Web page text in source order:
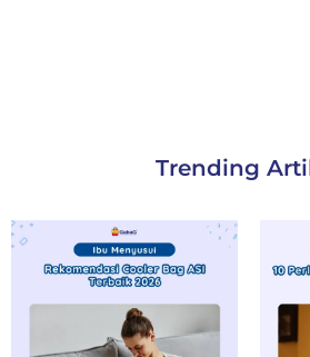
Trending